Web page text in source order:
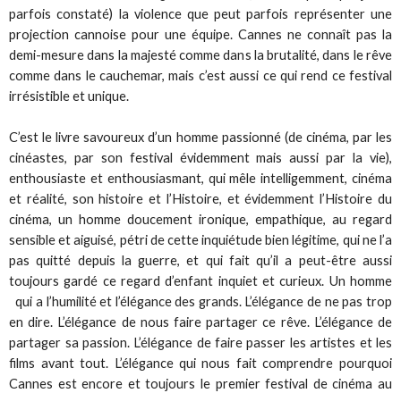
parfois constaté) la violence que peut parfois représenter une
projection cannoise pour une équipe. Cannes ne connaît pas la
demi-mesure dans la majesté comme dans la brutalité, dans le rêve
comme dans le cauchemar, mais c’est aussi ce qui rend ce festival
irrésistible et unique.
C’est le livre savoureux d’un homme passionné (de cinéma, par les
cinéastes, par son festival évidemment mais aussi par la vie),
enthousiaste et enthousiasmant, qui mêle intelligemment, cinéma
et réalité, son histoire et l’Histoire, et évidemment l’Histoire du
cinéma, un homme doucement ironique, empathique, au regard
sensible et aiguisé, pétri de cette inquiétude bien légitime, qui ne l’a
pas quitté depuis la guerre, et qui fait qu’il a peut-être aussi
toujours gardé ce regard d’enfant inquiet et curieux. Un homme
qui a l’humilité et l’élégance des grands. L’élégance de ne pas trop
en dire. L’élégance de nous faire partager ce rêve. L’élégance de
partager sa passion. L’élégance de faire passer les artistes et les
films avant tout. L’élégance qui nous fait comprendre pourquoi
Cannes est encore et toujours le premier festival de cinéma au